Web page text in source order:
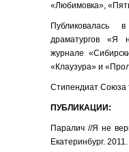
«Любимовка»,
Публиковалась
драматургов «Я
журнале
«Клаузура» и
Стипендиат Союза
ПУБЛИКАЦИИ:
Паралич //Я не
Екатеринбург. 2011.